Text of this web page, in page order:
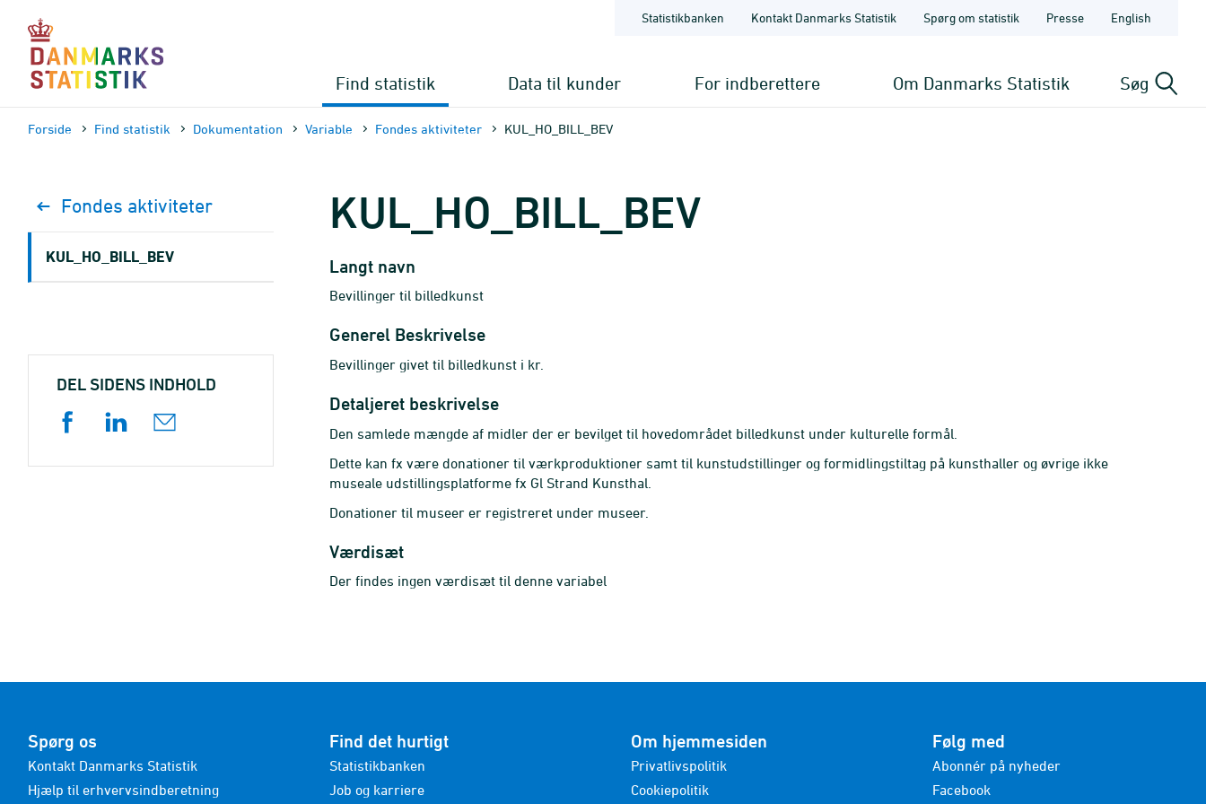
sidens
indhold
Statistikbanken Kontakt Danmarks Statistik Spørg om statistik Presse English
Find statistik Data til kunder For indberettere Om Danmarks Statistik Søg
Forside Find statistik Dokumen­tation Variable Fondes aktiviteter KUL_HO_BILL_BEV
KUL_HO_BILL_BEV
Langt navn
Bevillinger til billedkunst
Generel Beskrivelse
Bevillinger givet til billedkunst i kr.
Detaljeret beskrivelse
Den samlede mængde af midler der er bevilget til hovedområdet billedkunst under kulturelle formål.
Dette kan fx være donationer til værkproduktioner samt til kunstudstillinger og formidlingstiltag på kunsthaller og øvrige ikke
museale udstillingsplatforme fx Gl Strand Kunsthal.
Donationer til museer er registreret under museer.
Værdisæt
Der findes ingen værdisæt til denne variabel
Fondes aktiviteter
KUL_HO_BILL_BEV
DEL SIDENS INDHOLD
Spørg os
Kontakt Danmarks Statistik
Hjælp til erhvervsindberetning
Find det hurtigt
Statistikbanken
Job og karriere
Om hjemmesiden
Privatlivspolitik
Cookiepolitik
Følg med
Abonnér på nyheder
Facebook